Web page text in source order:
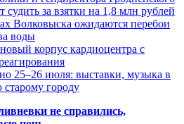
судить за взятки на 1,8 млн рублей
Волковыска ожидаются перебои
воды
корпус кардиоцентра с
25–26 июля: выставки, музыка в
старому городу
не справились,